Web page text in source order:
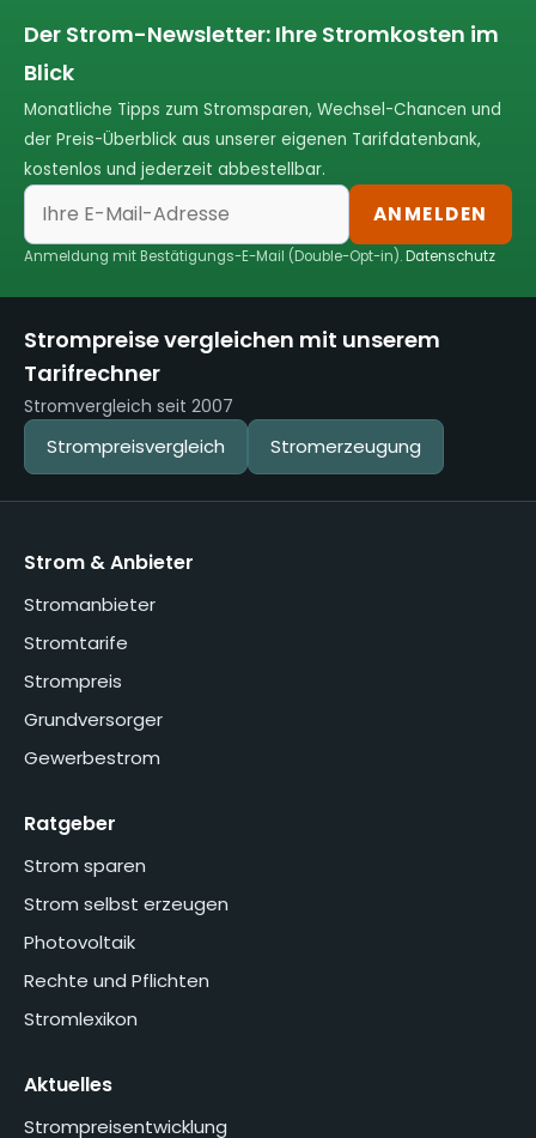
Der Strom-Newsletter: Ihre Stromkosten im
Blick
Monatliche Tipps zum Stromsparen, Wechsel-Chancen und
der Preis-Überblick aus unserer eigenen Tarifdatenbank,
kostenlos und jederzeit abbestellbar.
ANMELDEN
Anmeldung mit Bestätigungs-E-Mail (Double-Opt-in).Datenschutz
Strompreise vergleichen mit unserem
Tarifrechner
Stromvergleich seit 2007
Strompreisvergleich Stromerzeugung
Strom & Anbieter
Stromanbieter
Stromtarife
Strompreis
Grundversorger
Gewerbestrom
Ratgeber
Strom sparen
Strom selbst erzeugen
Photovoltaik
Rechte und Pflichten
Stromlexikon
Aktuelles
Strompreisentwicklung